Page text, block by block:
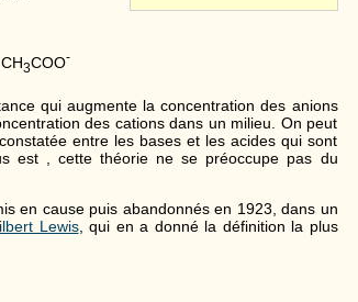
3COO-
qui augmente la concentration des anions
des cations dans un milieu. On peut
entre les bases et les acides qui sont
est , cette théorie ne se préoccupe pas du
en cause puis abandonnés en 1923, dans un
Lewis, qui en a donné la définition la plus